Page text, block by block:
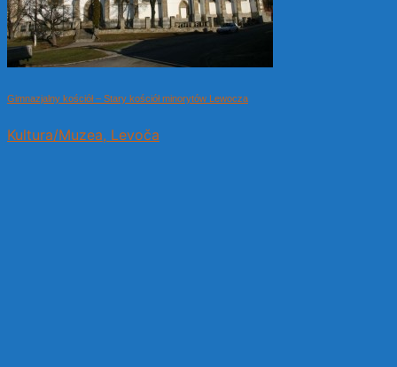
Gimnazjalny kościół – Stary kościół minorytów Lewocza
Kultura/Muzea, Levoča